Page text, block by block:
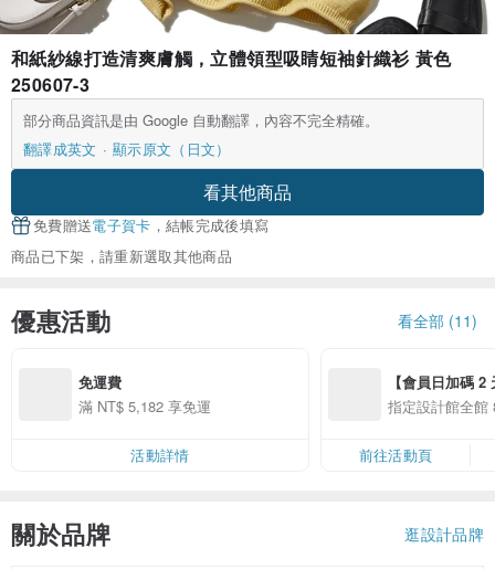
和紙紗線打造清爽膚觸，立體領型吸睛短袖針織衫 黃色
250607-3
部分商品資訊是由 Google 自動翻譯，內容不完全精確。
翻譯成英文
顯示原文（日文）
看其他商品
免費贈送電子賀卡 ，結帳完成後填寫
商品已下架，請重新選取其他商品
優惠活動 看全部 (11)
免運費
滿 NT$ 5,182 享免運
活動詳情
【會員日加碼 2
8/10 精選設計
指定設計館全館
前往活動頁
關於品牌 逛設計品牌